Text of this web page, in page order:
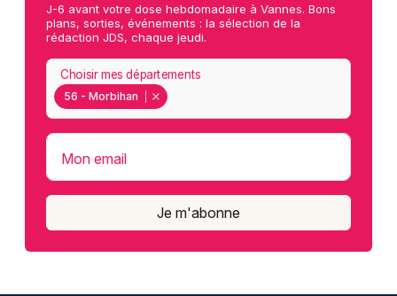
J-6 avant votre dose hebdomadaire à Vannes. Bons
plans, sorties, événements : la sélection de la
rédaction JDS, chaque jeudi.
56 - Morbihan
Choisir mes départements
Mon email
Je m'abonne